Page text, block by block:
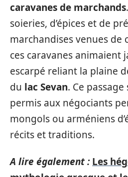
caravanes de marchands
soieries, d’épices et de
marchandises venues de
ces caravanes animaient
escarpé reliant la plaine
du lac Sevan. Ce
permis aux négociants
mongols ou arméniens
récits et traditions.
A lire également : Les